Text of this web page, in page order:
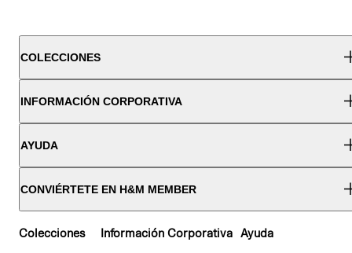
COLECCIONES
INFORMACIÓN CORPORATIVA
AYUDA
CONVIÉRTETE EN H&M MEMBER
Colecciones Información Corporativa Ayuda